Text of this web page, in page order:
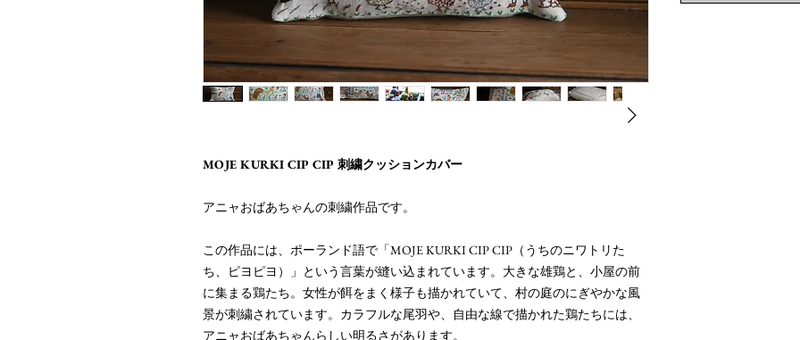
MOJE KURKI CIP CIP 刺繍クッションカバー
アニャおばあちゃんの刺繍作品です。
この作品には、ポーランド語で「MOJE KURKI CIP CIP（うちのニワトリた
ち、ピヨピヨ）」という言葉が縫い込まれています。大きな雄鶏と、小屋の前
に集まる鶏たち。女性が餌をまく様子も描かれていて、村の庭のにぎやかな風
景が刺繍されています。カラフルな尾羽や、自由な線で描かれた鶏たちには、
アニャおばあちゃんらしい明るさがあります。